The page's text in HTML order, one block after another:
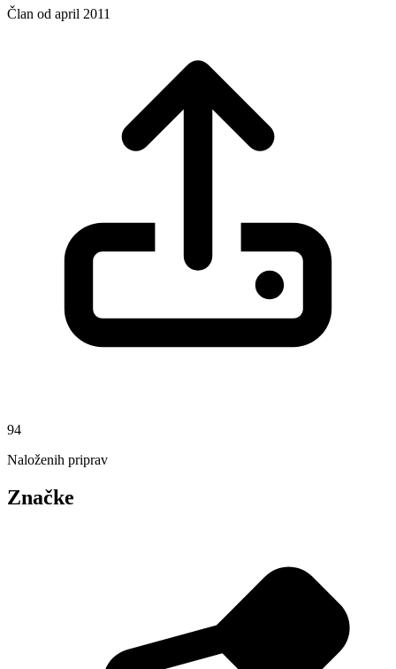
Član od april 2011
94
Naloženih priprav
Značke